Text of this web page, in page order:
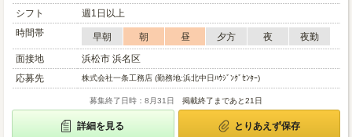
シフト
週1日以上
時間帯
早朝 朝 昼 夕方 夜
夜勤
面接地
浜松市 浜名区
応募先
株式会社一条工務店 (勤務地:浜北中日ﾊｳｼﾞﾝｸﾞｾﾝﾀｰ)
募集終了日時：8月31日 掲載終了まであと21日
詳細を見る とりあえず保存